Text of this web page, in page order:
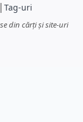
Tag-uri
din cărți și site-uri